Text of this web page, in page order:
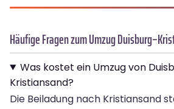
Häufige Fragen zum Umzug
Was kostet ein Umzug von
Kristiansand?
Die Beiladung nach Kristiansand